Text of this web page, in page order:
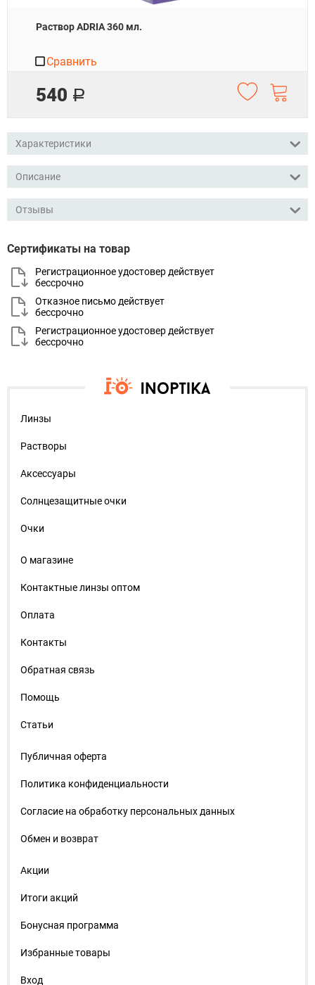
Раствор ADRIA 360 мл.
540 Р
Сравнить
Характеристики
Описание
Отзывы
Сертификаты на товар
Регистрационное удостовер действует
бессрочно
Отказное письмо действует
бессрочно
Регистрационное удостовер действует
бессрочно
Линзы
Растворы
Аксессуары
Солнцезащитные очки
Очки
О магазине
Контактные линзы оптом
Оплата
Контакты
Обратная связь
Помощь
Статьи
Публичная оферта
Политика конфиденциальности
Согласие на обработку персональных данных
Обмен и возврат
Акции
Итоги акций
Бонусная программа
Избранные товары
Вход